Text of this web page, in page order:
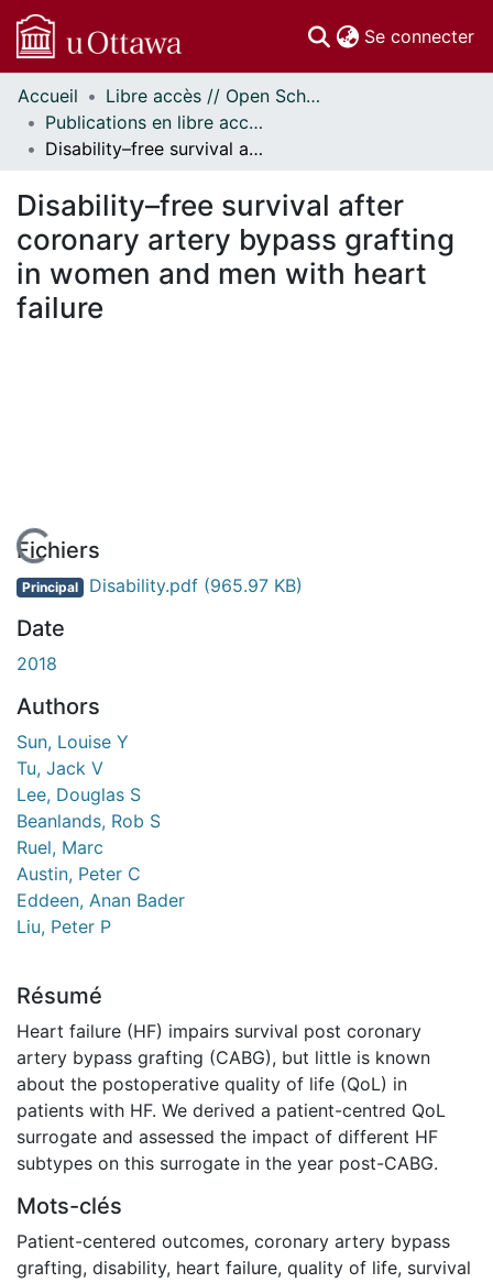
Se connecter
Communautés
et collections
Parcourir
À propos
Accueil
Libre accès // Open Scholarship
Publications en libre accès financées par uOttawa // uOttawa-Financed Open Access Publications
Disability–free survival after coronary artery bypass grafting in women and men with heart failure
Disability–free survival after
coronary artery bypass grafting
in women and men with heart
failure
En cours de chargement...
Fichiers
Principal Disability.pdf (965.97 KB)
Date
2018
Authors
Sun, Louise Y
Tu, Jack V
Lee, Douglas S
Beanlands, Rob S
Ruel, Marc
Austin, Peter C
Eddeen, Anan Bader
Liu, Peter P
Résumé
Heart failure (HF) impairs survival post coronary
artery bypass grafting (CABG), but little is known
about the postoperative quality of life (QoL) in
patients with HF. We derived a patient-centred QoL
surrogate and assessed the impact of different HF
subtypes on this surrogate in the year post-CABG.
Mots-clés
Patient-centered outcomes, coronary artery bypass
grafting, disability, heart failure, quality of life, survival